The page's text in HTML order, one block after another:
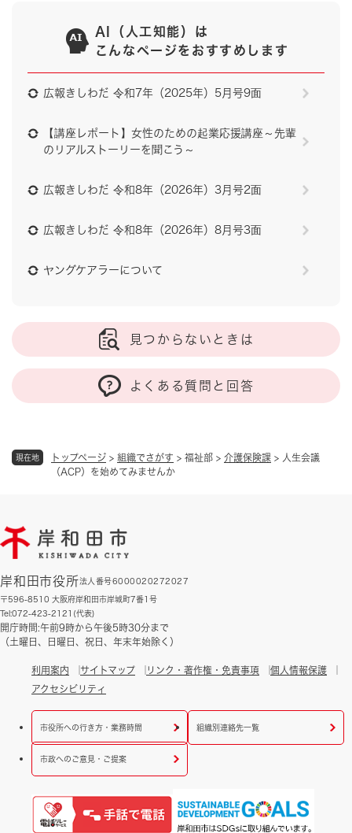
現在地 トップページ > 組織でさがす > 福祉部 > 介護保険課 > 人生会議
（ACP）を始めてみませんか
AI（人工知能）は
こんなページをおすすめします
広報きしわだ 令和7年（2025年）5月号9面
【講座レポート】女性のための起業応援講座～先輩
のリアルストーリーを聞こう～
広報きしわだ 令和8年（2026年）3月号2面
広報きしわだ 令和8年（2026年）8月号3面
ヤングケアラーについて
見つからないときは
よくある質問と回答
岸和田市役所法人番号6000020272027
〒596-8510 大阪府岸和田市岸城町7番1号
Tel:072-423-2121(代表)
開庁時間:午前9時から午後5時30分まで
（土曜日、日曜日、祝日、年末年始除く）
利用案内 サイトマップ リンク・著作権・免責事項
個人情報保護
アクセシビリティ
市役所への行き方・業務時間 組織別連絡先一覧
市政へのご意見・ご提案